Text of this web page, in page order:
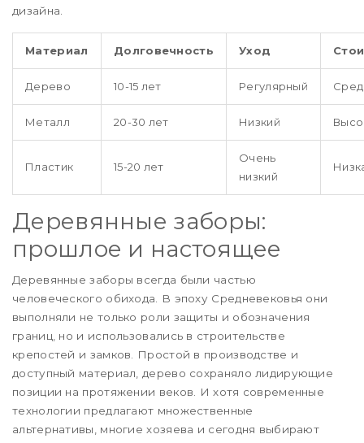
дизайна.
Материал Долговечность Уход
Дерево 10-15 лет Регулярный
Металл 20-30 лет Низкий
Пластик 15-20 лет
Очень
низкий
Деревянные заборы:
прошлое и настоящее
Деревянные заборы всегда были частью
человеческого обихода. В эпоху Средневековья они
выполняли не только роли защиты и обозначения
границ, но и использовались в строительстве
крепостей и замков. Простой в производстве и
доступный материал, дерево сохраняло лидирующие
позиции на протяжении веков. И хотя современные
технологии предлагают множественные
альтернативы, многие хозяева и сегодня выбирают